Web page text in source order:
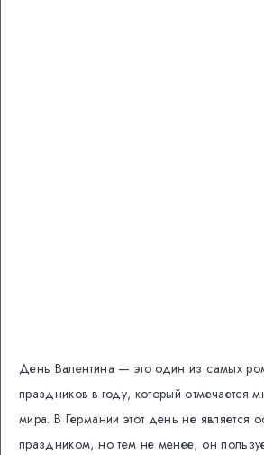
День Валентина — это один из самых
праздников в году, который отмечается
мира. В Германии этот день не является
праздником, но тем не менее, он